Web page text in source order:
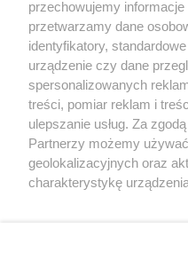
tym także elektroniczny lub
eksploatacji w jakiejkolwiek
Internecie bez pisemnej zgody
wykorzystanie utworów w
tzn. bez właściwej zgody, jest
ścigane prawnie.
przechowujemy
przetwarzamy dane
identyfikatory,
urządzenie czy dane
spersonalizowanych
treści, pomiar reklam i
ulepszanie usług. Za
Partnerzy możemy
geolokalizacyjnych oraz
charakterystykę